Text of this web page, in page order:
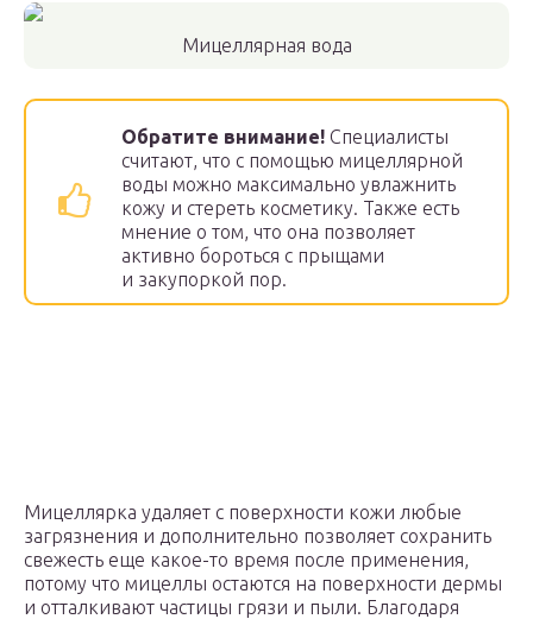
Мицеллярная вода
Обратите внимание! Специалисты
считают, что с помощью мицеллярной
воды можно максимально увлажнить
кожу и стереть косметику. Также есть
мнение о том, что она позволяет
активно бороться с прыщами
и закупоркой пор.
Мицеллярка удаляет с поверхности кожи любые
загрязнения и дополнительно позволяет сохранить
свежесть еще какое-то время после применения,
потому что мицеллы остаются на поверхности дермы
и отталкивают частицы грязи и пыли. Благодаря